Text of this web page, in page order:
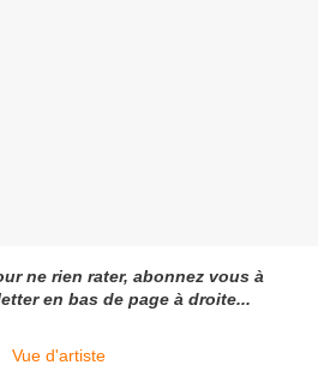
ne rien rater, abonnez vous à
en bas de page à droite...